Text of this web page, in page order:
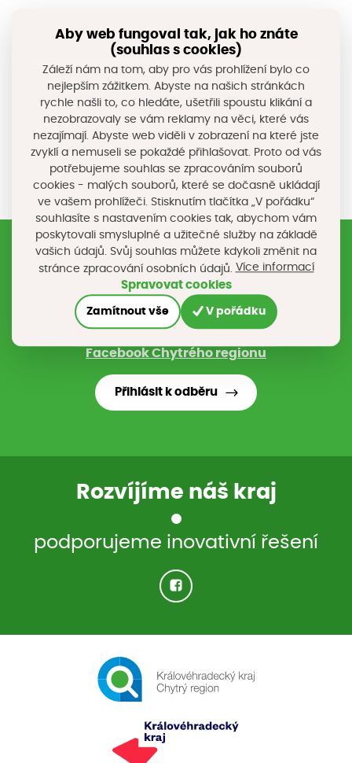
Vaňkova 730, 463 65 Nové Město pod Smrkem
www.nanocisticky.cz
Sdílejte na sociálních sítích
Registrujte si náš newsletter
Nebo nám napište na e-mail
chytryregion@chytryregion.cz
Facebook Chytrého regionu
Přihlásit k odběru
Rozvíjíme náš kraj
podporujeme inovativní řešení
Aby web fungoval tak, jak ho znáte
(souhlas s cookies)
Záleží nám na tom, aby pro vás prohlížení bylo co
nejlepším zážitkem. Abyste na našich stránkách
rychle našli to, co hledáte, ušetřili spoustu klikání a
nezobrazovaly se vám reklamy na věci, které vás
nezajímají. Abyste web viděli v zobrazení na které jste
zvyklí a nemuseli se pokaždé přihlašovat. Proto od vás
potřebujeme souhlas se zpracováním souborů
cookies - malých souborů, které se dočasně ukládají
ve vašem prohlížeči. Stisknutím tlačítka „V pořádku“
souhlasíte s nastavením cookies tak, abychom vám
poskytovali smysluplné a užitečné služby na základě
vašich údajů. Svůj souhlas můžete kdykoli změnit na
stránce zpracování osobních údajů. Více informací
Spravovat cookies
Zamítnout vše V pořádku